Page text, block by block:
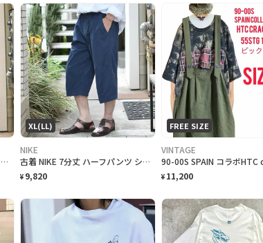
古着 92's USA製 シングルステッチ クラフトフェア 記念Tシャツ ネコ
XL(LL)
NIKE
古着 NIKE 7分丈 ハーフパンツ ショーツ クロップドパンツ ネイビー 紺色
¥ 9,820
FREE SIZE
VINTAGE
¥ 11,200